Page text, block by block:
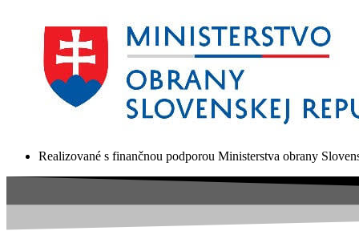
Realizované s finančnou podporou Ministerstva obrany